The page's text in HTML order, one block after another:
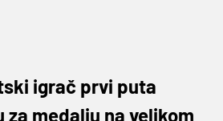
igrač prvi puta
za medalju na velikom